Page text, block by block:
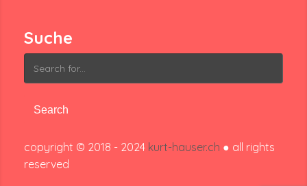
Suche
Search
for:
copyright © 2018 - 2024 kurt-hauser.ch ● all rights
reserved